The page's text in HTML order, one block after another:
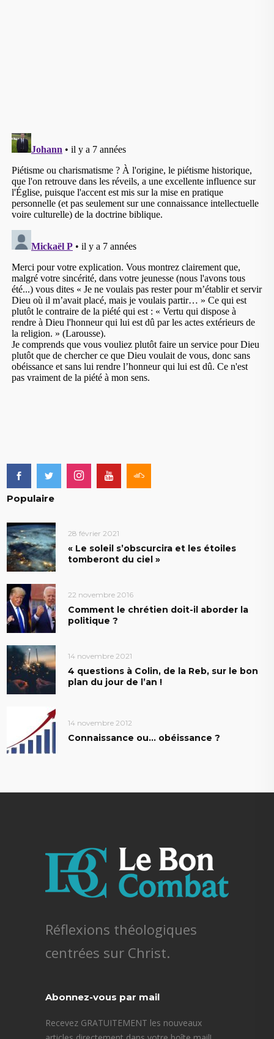
Populaire
28 février 2021
« Le soleil s’obscurcira et les étoiles
tomberont du ciel »
22 novembre 2016
Comment le chrétien doit-il aborder la
politique ?
14 novembre 2021
4 questions à Colin, de la Reb, sur le bon
plan du jour de l’an !
14 novembre 2012
Connaissance ou… obéissance ?
Réflexions théologiques
centrées sur Christ.
Abonnez-vous par mail
Recevez GRATUITEMENT les nouveaux